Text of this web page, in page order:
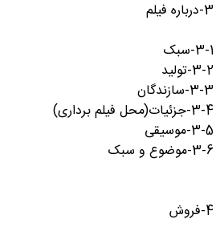
3-درباره فیلم
3-1-سبک
3-2-تولید
3-3-سازندگان
3-4-جزئیات(محل فیلم برداری)
3-5-موسیقی
3-6-موضوع و سبک
4-فروش